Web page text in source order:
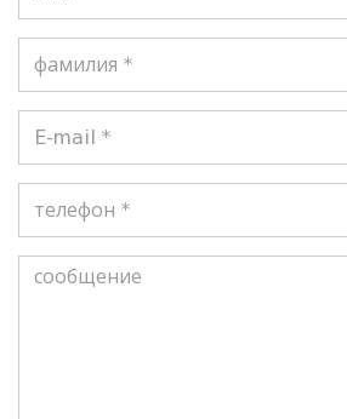
*
фамилия
*
mail
*телефон
*
сообщение